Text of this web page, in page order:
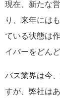
現在、新たな
り、来年には
ている状態は
イバーをどん
バス業界は今
すが、弊社は